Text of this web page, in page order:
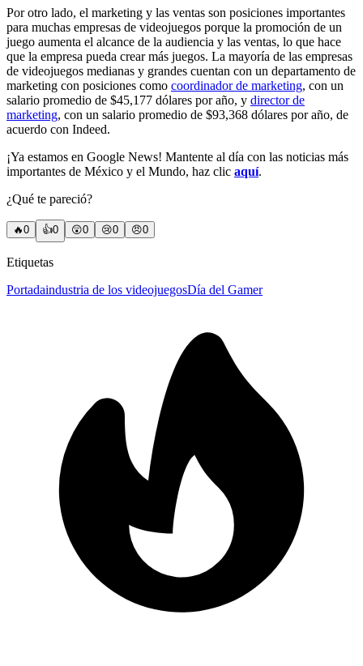
Por otro lado, el marketing y las ventas son posiciones importantes
para muchas empresas de videojuegos porque la promoción de un
juego aumenta el alcance de la audiencia y las ventas, lo que hace
que la empresa pueda crear más juegos. La mayoría de las empresas
de videojuegos medianas y grandes cuentan con un departamento de
marketing con posiciones como coordinador de marketing, con un
salario promedio de $45,177 dólares por año, y director de
marketing, con un salario promedio de $93,368 dólares por año, de
acuerdo con Indeed.
¡Ya estamos en Google News! Mantente al día con las noticias más
importantes de México y el Mundo, haz clic aquí.
¿Qué te pareció?
🔥0 👍0 😲0 😢0 😠0
Etiquetas
Portadaindustria de los videojuegosDía del Gamer